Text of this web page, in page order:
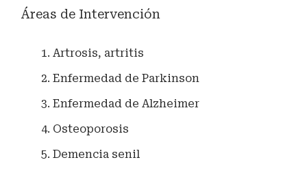
Áreas de Intervención
Artrosis, artritis
Enfermedad de Parkinson
Enfermedad de Alzheimer
Osteoporosis
Demencia senil